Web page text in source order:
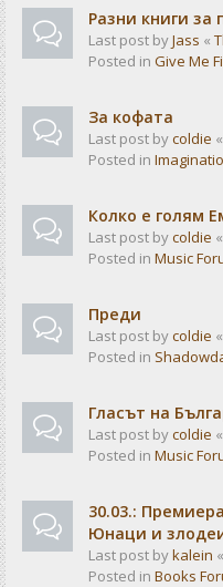
Разни книги за
Last post byJass «
Posted in Give Me
За кофата
Last post bycoldie «
Posted in
Колко е голям
Last post bycoldie «
Posted in Music
Преди
Last post bycoldie «
Posted in
Гласът на
Last post bycoldie «
Posted in Music
30.03.:
Юнаци и
Last post bykalein «
Posted in Books